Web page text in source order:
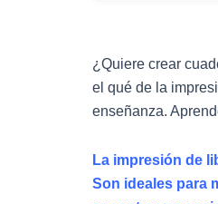
¿Quiere crear
el qué de la
enseñanza.
La impresión de
Son ideales para